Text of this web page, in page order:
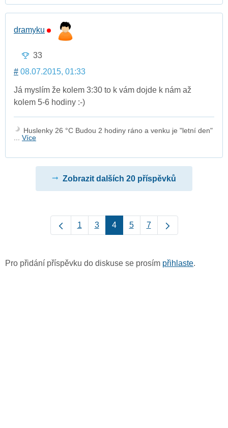
dramyku
33
# 08.07.2015, 01:33
Já myslím že kolem 3:30 to k vám dojde k nám až
kolem 5-6 hodiny :-)
Huslenky 26 °C Budou 2 hodiny ráno a venku je "letní den"
Více
Zobrazit dalších 20 příspěvků
1 3 4 5 7
Pro přidání příspěvku do diskuse se prosím přihlaste.